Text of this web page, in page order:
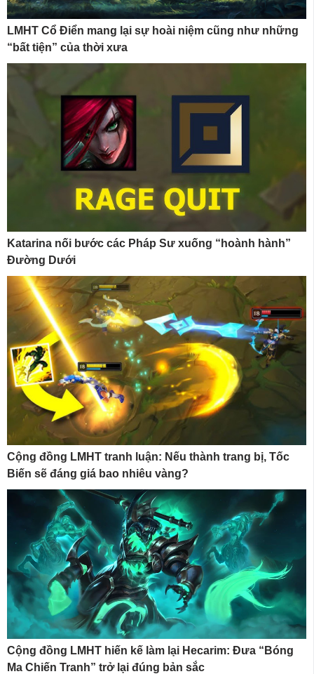
LMHT Cổ Điển mang lại sự hoài niệm cũng như những
“bất tiện” của thời xưa
Katarina nối bước các Pháp Sư xuống “hoành hành”
Đường Dưới
Cộng đồng LMHT tranh luận: Nếu thành trang bị, Tốc
Biến sẽ đáng giá bao nhiêu vàng?
Cộng đồng LMHT hiến kế làm lại Hecarim: Đưa “Bóng
Ma Chiến Tranh” trở lại đúng bản sắc